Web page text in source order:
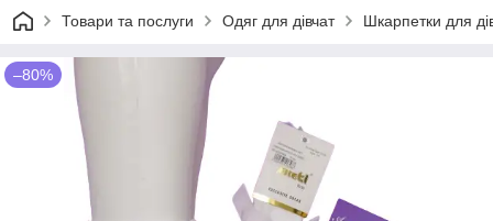
Товари та послуги Одяг для дівчат Шкарпетки для
–80%